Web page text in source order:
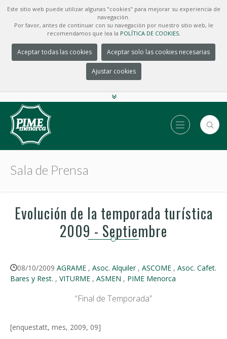
Este sitio web puede utilizar algunas "cookies" para mejorar su experiencia de
navegación.
Por favor, antes de continuar con su navegación por nuestro sitio web, le
recomendamos que lea la POLÍTICA DE COOKIES.
Aceptar todas las cookies Aceptar solo las cookies necesarias
Ajustar cookies
Sala de Prensa
Evolución de la temporada turística
2009 - Septiembre
08/10/2009 AGRAME , Asoc. Alquiler , ASCOME , Asoc. Cafet.
Bares y Rest. , VITURME , ASMEN , PIME Menorca
“Final de Temporada”
[enquestatt, mes, 2009, 09]